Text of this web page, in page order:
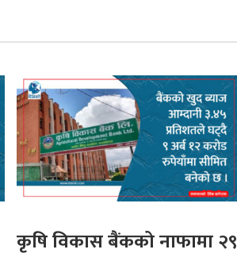
कृषि विकास बैंकको नाफामा २९